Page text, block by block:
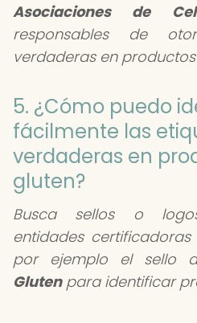
Asociaciones de
responsables de
verdaderas en productos
5. ¿Cómo puedo
fácilmente las
verdaderas en
gluten?
Busca sellos o
entidades
por ejemplo el sello
Glutenpara identificar